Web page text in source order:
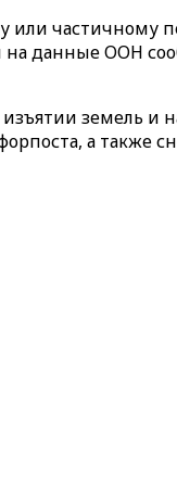
или
данные ООН
земель
а также